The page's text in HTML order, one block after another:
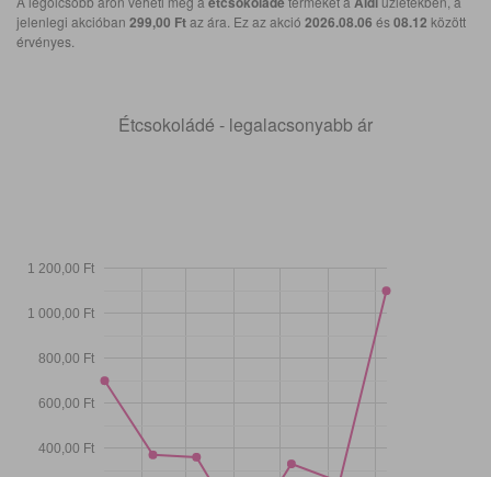
jelenlegi akcióban 299,00 Ftaz ára. Ez az akció 2026.08.06 és08.12 között
érvényes.
Étcsokoládé - legalacsonyabb ár
400,00 Ft
600,00 Ft
800,00 Ft
1 000,00 Ft
1 200,00 Ft